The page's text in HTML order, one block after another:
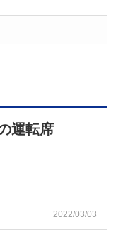
運転席
2022/03/03